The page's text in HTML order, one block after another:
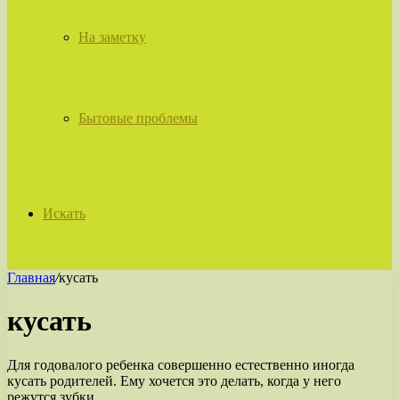
На заметку
Бытовые проблемы
Искать
Главная/кусать
кусать
Для годовалого ребенка совершенно естественно иногда
кусать родителей. Ему хочется это делать, когда у него
режутся зубки.